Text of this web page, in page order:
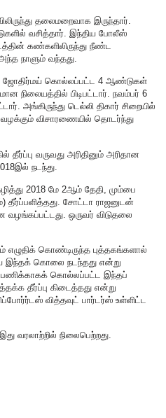
தலைமறைவாக இருந்தார்.
வசித்தார். இந்திய போலீஸ்
கண்களிலிருந்து நீண்ட
நாளும் வந்தது.
ஜோதிர்மய் கொல்லப்பட்ட 4 ஆண்டுகள்
நிலையத்தில் பிடிபட்டார். நவம்பர் 6
அங்கிருந்து டெல்லி திகார் சிறையில்
விசாரணையில் தொடர்ந்து
வருவது அரிதினும் அரிதான
நடந்து.
2018 மே 2ஆம் தேதி, மும்பை
தீர்ப்பளித்தது. சோட்டா ராஜனுடன்
வழங்கப்பட்டது. ஒருவர் விடுதலை
எழுதிக் கொண்டிருந்த புத்தகங்களால்
இந்தக் கொலை நடந்தது என்று
பணிக்காகக் கொல்லப்பட்ட இந்தப்
தீர்ப்பு கிடைத்தது என்று
வித்தவுட் பார்டர்ஸ் உள்ளிட்ட
வரலாற்றில் நிலைபெற்றது.